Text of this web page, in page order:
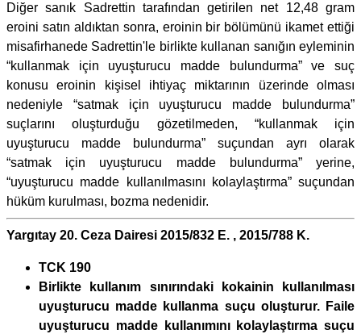
Diğer sanık Sadrettin tarafından getirilen net 12,48 gram
eroini satın aldıktan sonra, eroinin bir bölümünü ikamet ettiği
misafirhanede Sadrettin'le birlikte kullanan sanığın eyleminin
“kullanmak için uyuşturucu madde bulundurma” ve suç
konusu eroinin kişisel ihtiyaç miktarının üzerinde olması
nedeniyle “satmak için uyuşturucu madde bulundurma”
suçlarını oluşturduğu gözetilmeden, “kullanmak için
uyuşturucu madde bulundurma” suçundan ayrı olarak
“satmak için uyuşturucu madde bulundurma” yerine,
“uyuşturucu madde kullanılmasını kolaylaştırma” suçundan
hüküm kurulması, bozma nedenidir.
Yargıtay 20. Ceza Dairesi 2015/832 E. , 2015/788 K.
TCK 190
Birlikte kullanım sınırındaki kokainin kullanılması
uyuşturucu madde kullanma suçu oluşturur. Faile
uyuşturucu madde kullanımını kolaylaştırma suçu